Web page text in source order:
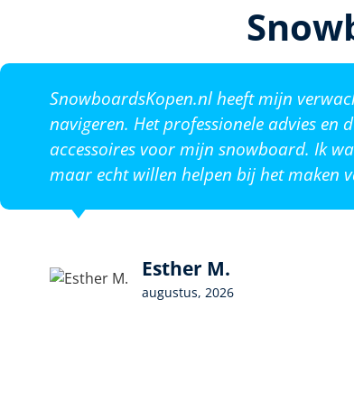
SnowboardsKopen.nl heeft mijn
navigeren. Het professionele advies en
accessoires voor mijn snowboard. Ik
maar echt willen helpen bij het maken
Esther M.
augustus, 2026